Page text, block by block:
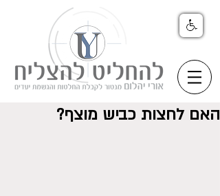
האם לחצות כביש מוצף?